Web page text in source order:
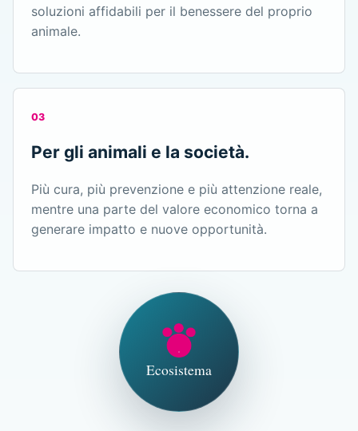
soluzioni affidabili per il benessere del proprio
animale.
03
Per gli animali e la società.
Più cura, più prevenzione e più attenzione reale,
mentre una parte del valore economico torna a
generare impatto e nuove opportunità.
Ecosistema